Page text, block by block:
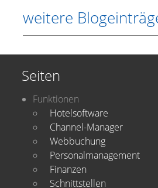
weitere
Seiten
Funktionen
Hotelsoftware
Channel-Manager
Webbuchung
Personalmanagement
Finanzen
Schnittstellen